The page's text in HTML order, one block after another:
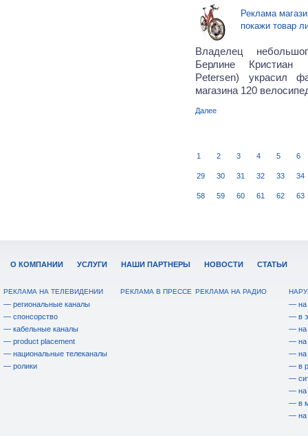
Реклама
покажи товар
Владелец
Берлине Кристиан
Petersen) украсил
магазина 120
Далее
1 2 3 4 5 6
29 30 31 32 33 34
58 59 60 61 62 63
О КОМПАНИИ УСЛУГИ НАШИ ПАРТНЕРЫ НОВОСТИ СТАТЬИ
РЕКЛАМА НА ТЕЛЕВИДЕНИИ
— региональные каналы
— спонсорство
— кабельные каналы
— product placement
— национальные телеканалы
— ролики
РЕКЛАМА В ПРЕССЕ РЕКЛАМА НА РАДИО
— на
— в
— на
— на
— на
— в
—
— на
— в
— на